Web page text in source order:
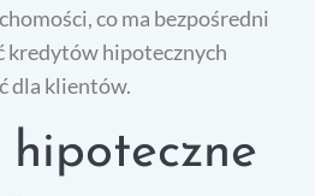
co ma bezpośredni
kredytów hipotecznych
dla klientów.